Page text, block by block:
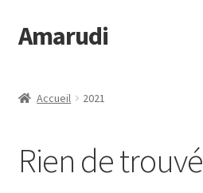
Aller
à
navigation
Aller
au
Amarudi
Ateliers en ligne
Accueil 2021
Rien de trouvé